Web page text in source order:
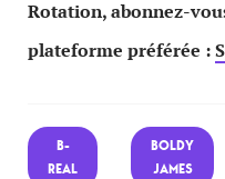
Rotation, abonnez-
plateforme préférée :
B-
REAL
BOLDY
JAMES